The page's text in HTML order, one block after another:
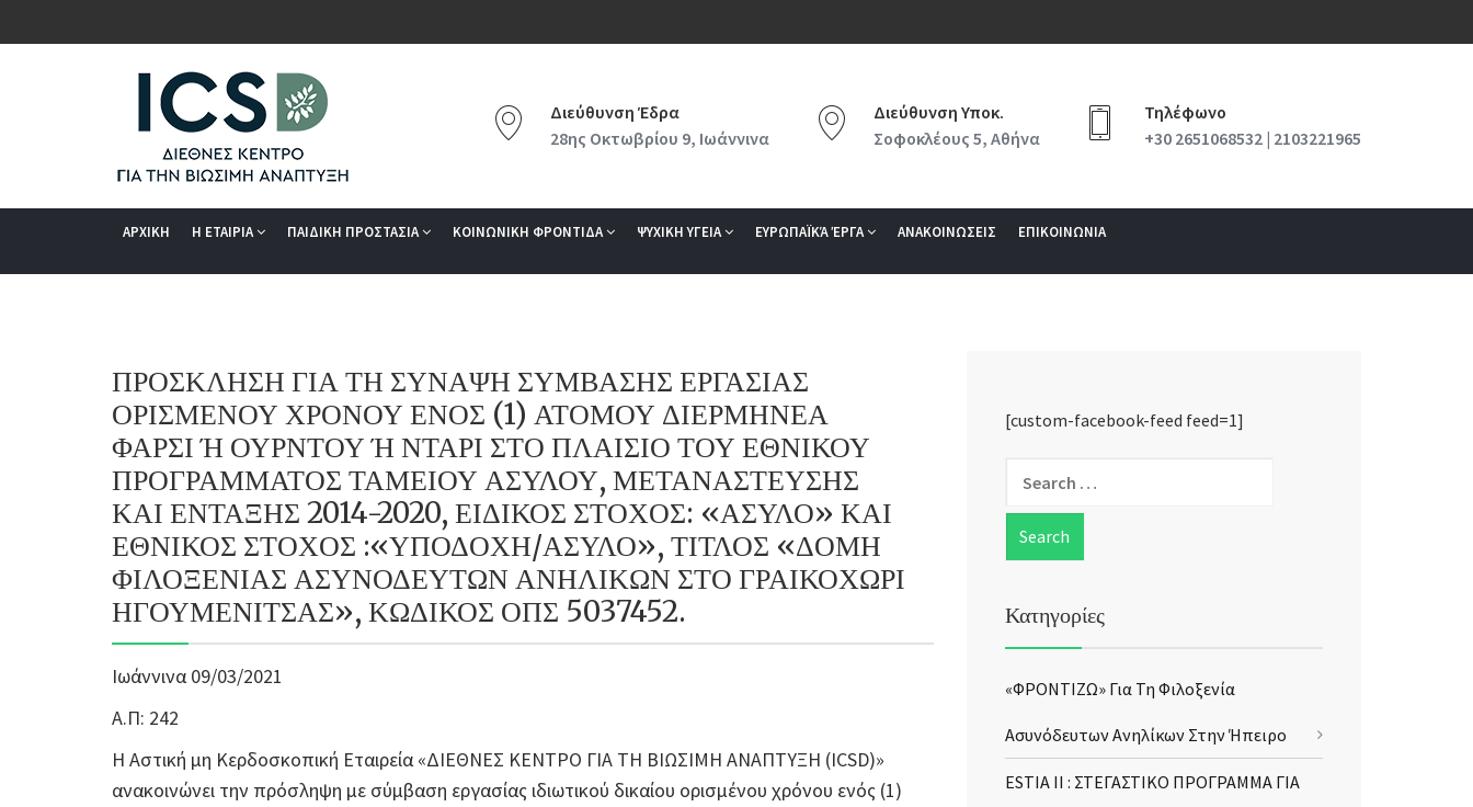
Διεύθυνση Έδρα
28ης Οκτωβρίου 9, Ιωάννινα
Διεύθυνση Υποκ.
Σοφοκλέους 5, Αθήνα
Τηλέφωνο
+30 2651068532 | 2103221965
ΑΡΧΙΚΗ Η ΕΤΑΙΡΙΑ ΠΑΙΔΙΚΗ ΠΡΟΣΤΑΣΙΑ ΚΟΙΝΩΝΙΚΗ ΦΡΟΝΤΙΔΑ ΨΥΧΙΚΗ ΥΓΕΙΑ ΕΥΡΩΠΑΪΚΆ ΈΡΓΑ ΑΝΑΚΟΙΝΩΣΕΙΣ ΕΠΙΚΟΙΝΩΝΙΑ
ΠΡΟΣΚΛΗΣΗ ΓΙΑ ΤΗ ΣΥΝΑΨΗ ΣΥΜΒΑΣΗΣ ΕΡΓΑΣΙΑΣ
ΟΡΙΣΜΕΝΟΥ ΧΡΟΝΟΥ ΕΝΟΣ (1) ΑΤΟΜΟΥ ΔΙΕΡΜΗΝΕΑ
ΦΑΡΣΙ Ή ΟΥΡΝΤΟΥ Ή ΝΤΑΡΙ ΣΤΟ ΠΛΑΙΣΙΟ ΤΟΥ ΕΘΝΙΚΟΥ
ΠΡΟΓΡΑΜΜΑΤΟΣ ΤΑΜΕΙΟΥ ΑΣΥΛΟΥ, ΜΕΤΑΝΑΣΤΕΥΣΗΣ
ΚΑΙ ΕΝΤΑΞΗΣ 2014-2020, ΕΙΔΙΚΟΣ ΣΤΟΧΟΣ: «ΑΣΥΛΟ» ΚΑΙ
ΕΘΝΙΚΟΣ ΣΤΟΧΟΣ :«ΥΠΟΔΟΧΗ/ΑΣΥΛΟ», ΤΙΤΛΟΣ «ΔΟΜΗ
ΦΙΛΟΞΕΝΙΑΣ ΑΣΥΝΟΔΕΥΤΩΝ ΑΝΗΛΙΚΩΝ ΣΤΟ ΓΡΑΙΚΟΧΩΡΙ
ΗΓΟΥΜΕΝΙΤΣΑΣ», ΚΩΔΙΚΟΣ ΟΠΣ 5037452.
Ιωάννινα 09/03/2021
Α.Π: 242
Η Αστική μη Κερδοσκοπική Εταιρεία «ΔΙΕΘΝΕΣ ΚΕΝΤΡΟ ΓΙΑ ΤΗ ΒΙΩΣΙΜΗ ΑΝΑΠΤΥΞΗ (ICSD)»
ανακοινώνει την πρόσληψη με σύμβαση εργασίας ιδιωτικού δικαίου ορισμένου χρόνου ενός (1)
[custom-facebook-feed feed=1]
Κατηγορίες
«ΦΡΟΝΤΙΖΩ» Για Τη Φιλοξενία
Ασυνόδευτων Ανηλίκων Στην Ήπειρο
ESTIA II : ΣΤΕΓΑΣΤΙΚΟ ΠΡΟΓΡΑΜΜΑ ΓΙΑ